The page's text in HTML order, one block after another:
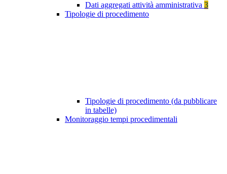
Dati aggregati attività amministrativa 3
Tipologie di procedimento
Tipologie di procedimento (da pubblicare
in tabelle)
Monitoraggio tempi procedimentali